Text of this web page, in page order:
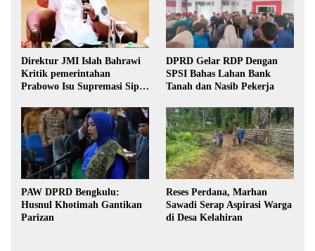
Direktur JMI Islah Bahrawi
Kritik pemerintahan
Prabowo Isu Supremasi Sipil,
Pilkada oleh DPRD
DPRD Gelar RDP Dengan
SPSI Bahas Lahan Bank
Tanah dan Nasib Pekerja
PAW DPRD Bengkulu:
Husnul Khotimah Gantikan
Parizan
Reses Perdana, Marhan
Sawadi Serap Aspirasi Warga
di Desa Kelahiran